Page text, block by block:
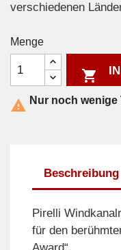
verschiedenen
Menge

 Nur noch
Beschreibung
Pirelli
für den